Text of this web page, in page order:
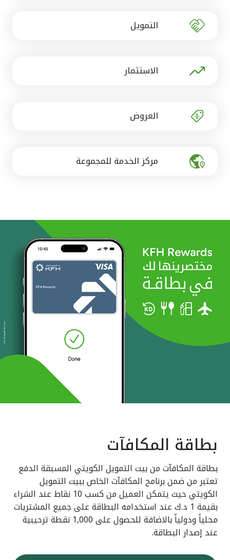
مصر
التمويل
الاستثمار
العروض
مركز الخدمة للمجموعة
بطاقة المكافآت
بطاقة المكافآت من بيت التمويل الكويتي المسبقة الدفع
تعتبر من ضمن برنامج المكافآت الخاص ببيت التمويل
الكويتي حيث يتمكن العميل من كسب 10 نقاط عند الشراء
بقيمة 1 د.ك عند استخدامه البطاقة على جميع المشتريات
محلياً ودولياً بالاضافة للحصول على 1,000 نقطة ترحيبية
عند إصدار البطاقة.